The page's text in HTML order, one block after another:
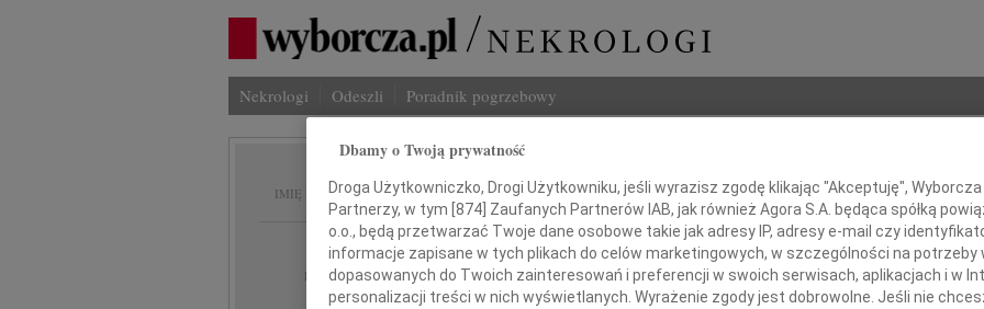
Nekrologi Odeszli Poradnik pogrzebowy
IMIĘ I NAZWISKO: Alicja Ewa Kędracka
REGION: Kielce
DATA EMISJI: 02.10.2024
Imię i
INNE
Dbamy o Twoją prywatność
Droga Użytkowniczko, Drogi Użytkowniku, jeśli wyrazisz zgodę klikając "Akceptuję",
Partnerzy, w tym [ 874 ] Zaufanych Partnerów IAB, jak również Agora S.A. będąca spółką
o.o., będą przetwarzać Twoje dane osobowe takie jak adresy IP, adresy e-mail czy
informacje zapisane w tych plikach do celów marketingowych, w szczególności na potrzeby
dopasowanych do Twoich zainteresowań i preferencji w swoich serwisach, aplikacjach i w
personalizacji treści w nich wyświetlanych. Wyrażenie zgody jest dobrowolne. Jeśli nie